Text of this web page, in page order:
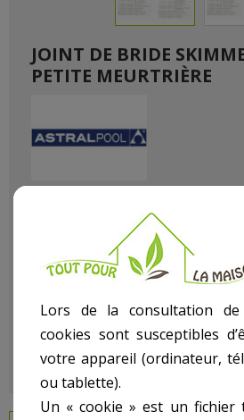
JOINT DE BRIDE
PETITE MEURTRIÈRE
Lors de la consultation
cookies sont susceptibles
votre appareil (ordinateur,
ou tablette).
Un « cookie » est un fichier